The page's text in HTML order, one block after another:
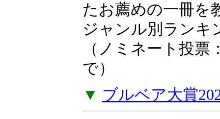
たお薦めの一冊を
ジャンル別ランキ
（ノミネート投票
で）
▼ ブルベア大賞